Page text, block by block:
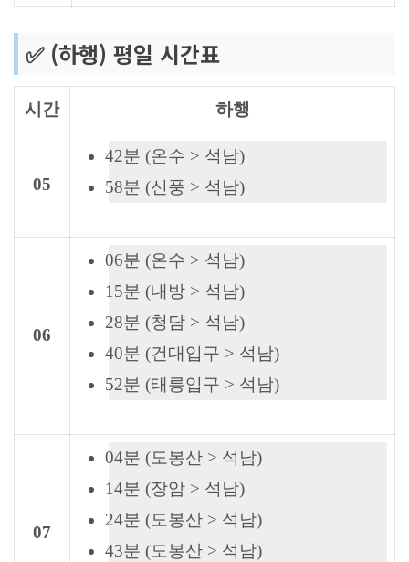
✅ (하행) 평일 시간표
시간 하행
05
42분 (온수 > 석남)
58분 (신풍 > 석남)
06
06분 (온수 > 석남)
15분 (내방 > 석남)
28분 (청담 > 석남)
40분 (건대입구 > 석남)
52분 (태릉입구 > 석남)
07
04분 (도봉산 > 석남)
14분 (장암 > 석남)
24분 (도봉산 > 석남)
43분 (도봉산 > 석남)